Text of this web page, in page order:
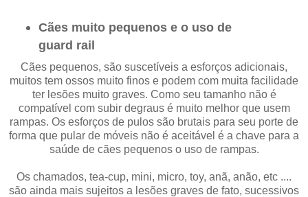
Cães muito pequenos e o uso de
guard rail
Cães pequenos, são suscetíveis a esforços adicionais,
muitos tem ossos muito finos e podem com muita facilidade
ter lesões muito graves. Como seu tamanho não é
compatível com subir degraus é muito melhor que usem
rampas. Os esforços de pulos são brutais para seu porte de
forma que pular de móveis não é aceitável é a chave para a
saúde de cães pequenos o uso de rampas.
Os chamados, tea-cup, mini, micro, toy, anã, anão, etc ....
são ainda mais sujeitos a lesões graves de fato, sucessivos